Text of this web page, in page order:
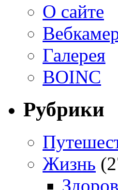
О сайте
Галерея
BOINC
Рубрики
Жизнь